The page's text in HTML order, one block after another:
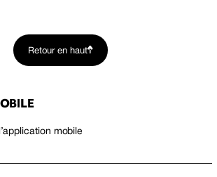
Retour en haut
mobile